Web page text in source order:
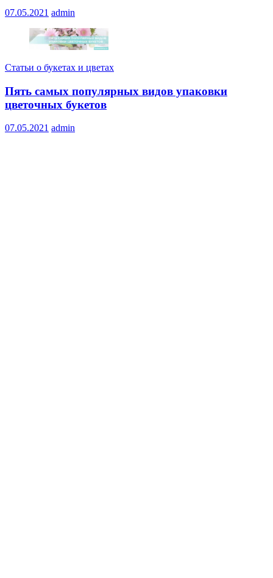
07.05.2021 admin
Статьи о букетах и цветах
Пять самых популярных видов упаковки
цветочных букетов
07.05.2021 admin